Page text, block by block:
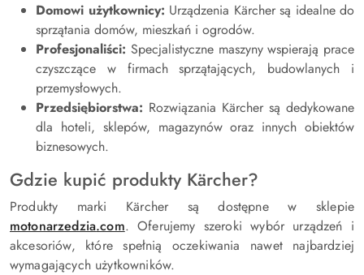
Domowi użytkownicy: Urządzenia Kärcher są idealne do
sprzątania domów, mieszkań i ogrodów.
Profesjonaliści: Specjalistyczne maszyny wspierają prace
czyszczące w firmach sprzątających, budowlanych i
przemysłowych.
Przedsiębiorstwa: Rozwiązania Kärcher są dedykowane
dla hoteli, sklepów, magazynów oraz innych obiektów
biznesowych.
Gdzie kupić produkty Kärcher?
Produkty marki Kärcher są dostępne w sklepie
motonarzedzia.com. Oferujemy szeroki wybór urządzeń i
akcesoriów, które spełnią oczekiwania nawet najbardziej
wymagających użytkowników.